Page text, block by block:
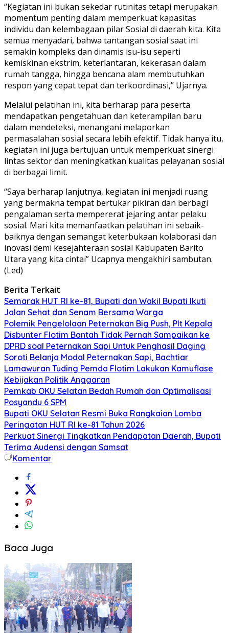
“Kegiatan ini bukan sekedar rutinitas tetapi merupakan
momentum penting dalam memperkuat kapasitas
individu dan kelembagaan pilar Sosial di daerah kita. Kita
semua menyadari, bahwa tantangan sosial saat ini
semakin kompleks dan dinamis isu-isu seperti
kemiskinan ekstrim, keterlantaran, kekerasan dalam
rumah tangga, hingga bencana alam membutuhkan
respon yang cepat tepat dan terkoordinasi,” Ujarnya.
Melalui pelatihan ini, kita berharap para peserta
mendapatkan pengetahuan dan keterampilan baru
dalam mendeteksi, menangani melaporkan
permasalahan sosial secara lebih efektif. Tidak hanya itu,
kegiatan ini juga bertujuan untuk memperkuat sinergi
lintas sektor dan meningkatkan kualitas pelayanan sosial
di berbagai limit.
“Saya berharap lanjutnya, kegiatan ini menjadi ruang
yang bermakna tempat bertukar pikiran dan berbagi
pengalaman serta mempererat jejaring antar pelaku
sosial. Mari kita memanfaatkan pelatihan ini sebaik-
baiknya dengan semangat keterbukaan kolaborasi dan
inovasi demi kesejahteraan sosial Kabupaten Barito
Utara yang kita cintai” Ucapnya mengakhiri sambutan.
(Led)
Berita Terkait
Semarak HUT RI ke-81, Bupati dan Wakil Bupati Ikuti
Jalan Sehat dan Senam Bersama Warga
Polemik Pengelolaan Peternakan Big Push, Plt Kepala
Disbunter Flotim Bantah Tidak Pernah Sampaikan ke
DPRD soal Peternakan Sapi Untuk Penghasil Daging
Soroti Belanja Modal Peternakan Sapi, Bachtiar
Lamawuran Tuding Pemda Flotim Lakukan Kamuflase
Kebijakan Politik Anggaran
Pemkab OKU Selatan Bedah Rumah dan Optimalisasi
Posyandu 6 SPM
Bupati OKU Selatan Resmi Buka Rangkaian Lomba
Peringatan HUT RI ke-81 Tahun 2026
Perkuat Sinergi Tingkatkan Pendapatan Daerah, Bupati
Terima Audensi dengan Samsat
Komentar
Baca Juga